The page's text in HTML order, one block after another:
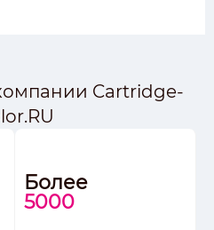
Cartridge-
Более
5000